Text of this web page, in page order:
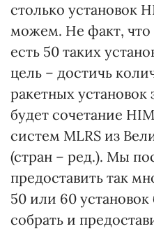
столько установок
можем. Не факт, что
есть 50 таких
цель – достичь
ракетных установок
будет сочетание
систем MLRS из
(стран – ред.). Мы
предоставить так
50 или 60
собрать и